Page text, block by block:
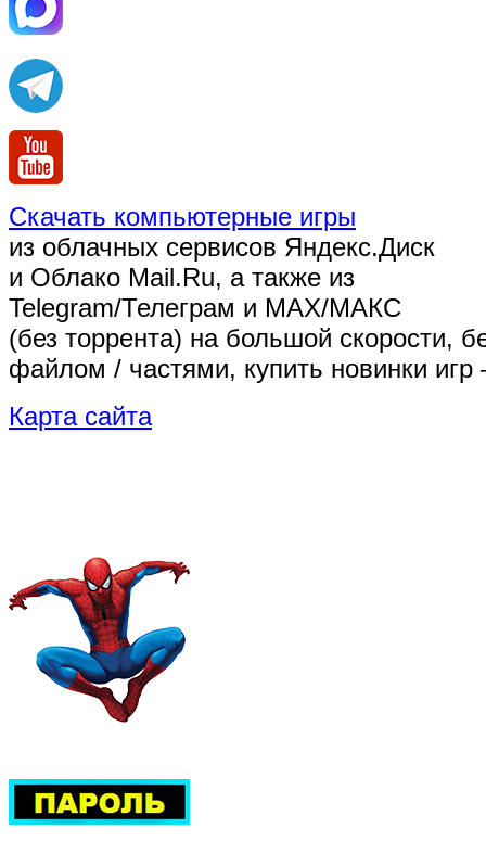
Скачать компьютерные игры
из облачных сервисов Яндекс.Диск
и Облако Mail.Ru, а также из
Telegram/Телеграм и MAX/МАКС
(без торрента) на большой скорости,
файлом / частями, купить новинки
Карта сайта